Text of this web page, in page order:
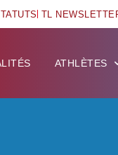
TL
ATHLÈTES